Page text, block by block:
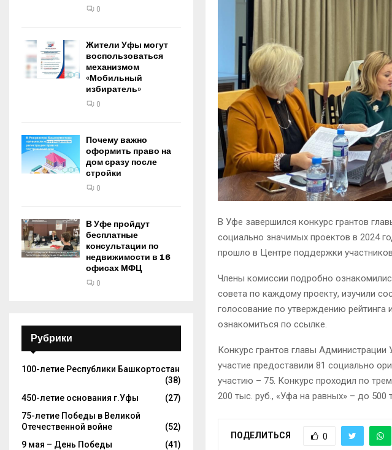
В Уфе завершился конкурс грантов
социально значимых проектов в 2024
прошло в Центре поддержки
Члены комиссии подробно
совета по каждому проекту, изучили
голосование по утверждению
ознакомиться по ссылке.
Конкурс грантов главы
участие предоставили 81 социально
участию – 75. Конкурс проходил по
200 тыс. руб., «Уфа на равных» – до
ПОДЕЛИТЬСЯ 0
0
Жители Уфы могут
воспользоваться
механизмом
«Мобильный
избиратель»
0
Почему важно
оформить право на
дом сразу после
стройки
0
В Уфе пройдут
бесплатные
консультации по
недвижимости в 16
офисах МФЦ
0
Рубрики
100-летие Республики Башкортостан
(38)
450-летие основания г.Уфы
(27)
75-летие Победы в Великой
Отечественной войне
(52)
9 мая – День Победы
(41)